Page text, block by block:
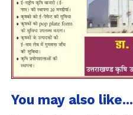
You may also like...